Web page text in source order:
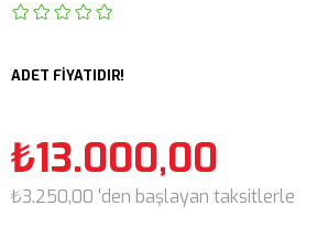
ADET FİYATIDIR!
₺13.000,00
₺3.250,00 'den başlayan taksitlerle